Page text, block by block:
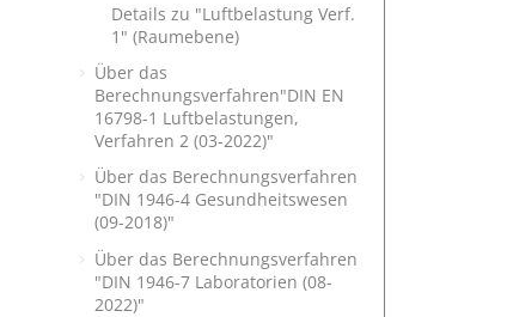
Details zu "Luftbelastung Verf.
1" (Raumebene)
Über das
Berechnungsverfahren"DIN EN
16798-1 Luftbelastungen,
Verfahren 2 (03-2022)"
Über das Berechnungsverfahren
"DIN 1946-4 Gesundheitswesen
(09-2018)"
Über das Berechnungsverfahren
"DIN 1946-7 Laboratorien (08-
2022)"